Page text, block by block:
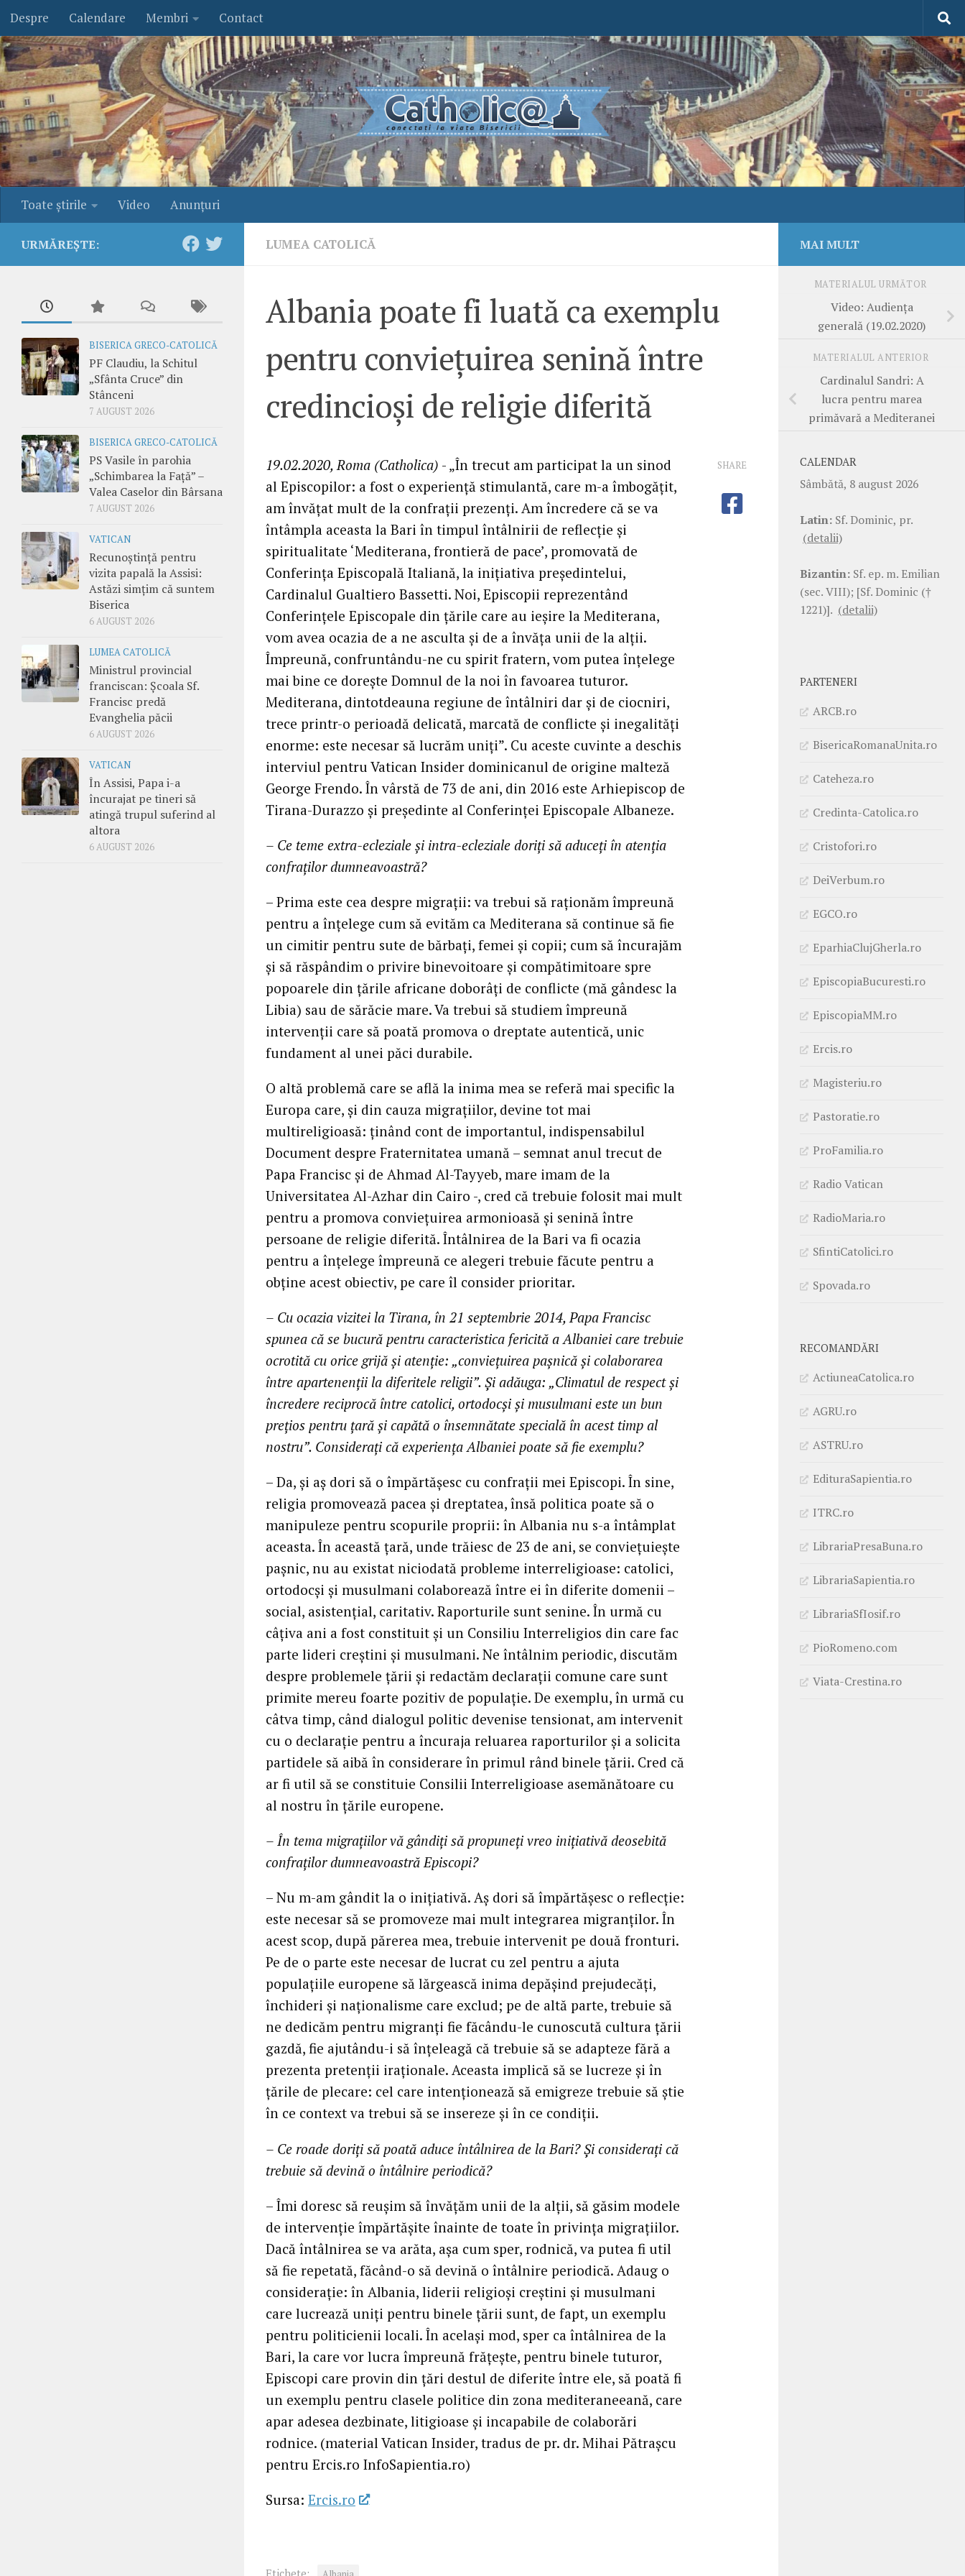
Skip to content
Despre Calendare Membri Contact
Toate ştirile Video Anunţuri
LUMEA CATOLICĂ
Albania poate fi luată ca exemplu
pentru conviețuirea senină între
credincioși de religie diferită
19.02.2020, Roma (Catholica) - „În trecut am participat la un sinod
al Episcopilor: a fost o experiență stimulantă, care m-a îmbogățit,
am învățat mult de la confrații prezenți. Am încredere că se va
întâmpla aceasta la Bari în timpul întâlnirii de reflecție și
spiritualitate ‘Mediterana, frontieră de pace’, promovată de
Conferința Episcopală Italiană, la inițiativa președintelui,
Cardinalul Gualtiero Bassetti. Noi, Episcopii reprezentând
Conferințele Episcopale din țările care au ieșire la Mediterana,
vom avea ocazia de a ne asculta și de a învăța unii de la alții.
Împreună, confruntându-ne cu spirit fratern, vom putea înțelege
mai bine ce dorește Domnul de la noi în favoarea tuturor.
Mediterana, dintotdeauna regiune de întâlniri dar și de ciocniri,
trece printr-o perioadă delicată, marcată de conflicte și inegalități
enorme: este necesar să lucrăm uniți”. Cu aceste cuvinte a deschis
interviul pentru Vatican Insider dominicanul de origine malteză
George Frendo. În vârstă de 73 de ani, din 2016 este Arhiepiscop de
Tirana-Durazzo și președinte al Conferinței Episcopale Albaneze.
– Ce teme extra-ecleziale și intra-ecleziale doriți să aduceți în atenția
confraților dumneavoastră?
– Prima este cea despre migrații: va trebui să raționăm împreună
pentru a înțelege cum să evităm ca Mediterana să continue să fie
un cimitir pentru sute de bărbați, femei și copii; cum să încurajăm
și să răspândim o privire binevoitoare și compătimitoare spre
popoarele din țările africane doborâți de conflicte (mă gândesc la
Libia) sau de sărăcie mare. Va trebui să studiem împreună
intervenții care să poată promova o dreptate autentică, unic
fundament al unei păci durabile.
O altă problemă care se află la inima mea se referă mai specific la
Europa care, și din cauza migrațiilor, devine tot mai
multireligioasă: ținând cont de importantul, indispensabilul
Document despre Fraternitatea umană – semnat anul trecut de
Papa Francisc și de Ahmad Al-Tayyeb, mare imam de la
Universitatea Al-Azhar din Cairo -, cred că trebuie folosit mai mult
pentru a promova conviețuirea armonioasă și senină între
persoane de religie diferită. Întâlnirea de la Bari va fi ocazia
pentru a înțelege împreună ce alegeri trebuie făcute pentru a
obține acest obiectiv, pe care îl consider prioritar.
– Cu ocazia vizitei la Tirana, în 21 septembrie 2014, Papa Francisc
spunea că se bucură pentru caracteristica fericită a Albaniei care trebuie
ocrotită cu orice grijă și atenție: „conviețuirea pașnică și colaborarea
între apartenenții la diferitele religii”. Și adăuga: „Climatul de respect și
încredere reciprocă între catolici, ortodocși și musulmani este un bun
prețios pentru țară și capătă o însemnătate specială în acest timp al
nostru”. Considerați că experiența Albaniei poate să fie exemplu?
– Da, și aș dori să o împărtășesc cu confrații mei Episcopi. În sine,
religia promovează pacea și dreptatea, însă politica poate să o
manipuleze pentru scopurile proprii: în Albania nu s-a întâmplat
aceasta. În această țară, unde trăiesc de 23 de ani, se conviețuiește
pașnic, nu au existat niciodată probleme interreligioase: catolici,
ortodocși și musulmani colaborează între ei în diferite domenii –
social, asistențial, caritativ. Raporturile sunt senine. În urmă cu
câțiva ani a fost constituit și un Consiliu Interreligios din care fac
parte lideri creștini și musulmani. Ne întâlnim periodic, discutăm
despre problemele țării și redactăm declarații comune care sunt
primite mereu foarte pozitiv de populație. De exemplu, în urmă cu
câtva timp, când dialogul politic devenise tensionat, am intervenit
cu o declarație pentru a încuraja reluarea raporturilor și a solicita
partidele să aibă în considerare în primul rând binele țării. Cred că
ar fi util să se constituie Consilii Interreligioase asemănătoare cu
al nostru în țările europene.
– În tema migrațiilor vă gândiți să propuneți vreo inițiativă deosebită
confraților dumneavoastră Episcopi?
– Nu m-am gândit la o inițiativă. Aș dori să împărtășesc o reflecție:
este necesar să se promoveze mai mult integrarea migranților. În
acest scop, după părerea mea, trebuie intervenit pe două fronturi.
Pe de o parte este necesar de lucrat cu zel pentru a ajuta
populațiile europene să lărgească inima depășind prejudecăți,
închideri și naționalisme care exclud; pe de altă parte, trebuie să
ne dedicăm pentru migranți fie făcându-le cunoscută cultura țării
gazdă, fie ajutându-i să înțeleagă că trebuie să se adapteze fără a
prezenta pretenții iraționale. Aceasta implică să se lucreze și în
țările de plecare: cel care intenționează să emigreze trebuie să știe
în ce context va trebui să se insereze și în ce condiții.
– Ce roade doriți să poată aduce întâlnirea de la Bari? Și considerați că
trebuie să devină o întâlnire periodică?
– Îmi doresc să reușim să învățăm unii de la alții, să găsim modele
de intervenție împărtășite înainte de toate în privința migrațiilor.
Dacă întâlnirea se va arăta, așa cum sper, rodnică, va putea fi util
să fie repetată, făcând-o să devină o întâlnire periodică. Adaug o
considerație: în Albania, liderii religioși creștini și musulmani
care lucrează uniți pentru binele țării sunt, de fapt, un exemplu
pentru politicienii locali. În același mod, sper ca întâlnirea de la
Bari, la care vor lucra împreună frățește, pentru binele tuturor,
Episcopi care provin din țări destul de diferite între ele, să poată fi
un exemplu pentru clasele politice din zona mediteraneeană, care
apar adesea dezbinate, litigioase și incapabile de colaborări
rodnice. (material Vatican Insider, tradus de pr. dr. Mihai Pătrașcu
pentru Ercis.ro InfoSapientia.ro)
Sursa: Ercis.ro
SHARE
URMĂREȘTE:
BISERICA GRECO-CATOLICĂ
PF Claudiu, la Schitul
„Sfânta Cruce” din
Stânceni
7 AUGUST 2026
BISERICA GRECO-CATOLICĂ
PS Vasile în parohia
„Schimbarea la Față” –
Valea Caselor din Bârsana
7 AUGUST 2026
VATICAN
Recunoștință pentru
vizita papală la Assisi:
Astăzi simțim că suntem
Biserica
6 AUGUST 2026
LUMEA CATOLICĂ
Ministrul provincial
franciscan: Școala Sf.
Francisc predă
Evanghelia păcii
6 AUGUST 2026
VATICAN
În Assisi, Papa i-a
încurajat pe tineri să
atingă trupul suferind al
altora
6 AUGUST 2026
MAI MULT
MATERIALUL URMĂTOR
Video: Audiența
generală (19.02.2020)
MATERIALUL ANTERIOR
Cardinalul Sandri: A
lucra pentru marea
primăvară a Mediteranei
CALENDAR
Sâmbătă, 8 august 2026
Latin: Sf. Dominic, pr.
(detalii)
Bizantin: Sf. ep. m. Emilian
(sec. VIII); [Sf. Dominic (†
1221)]. (detalii)
PARTENERI
ARCB.ro
BisericaRomanaUnita.ro
Cateheza.ro
Credinta-Catolica.ro
Cristofori.ro
DeiVerbum.ro
EGCO.ro
EparhiaClujGherla.ro
EpiscopiaBucuresti.ro
EpiscopiaMM.ro
Ercis.ro
Magisteriu.ro
Pastoratie.ro
ProFamilia.ro
Radio Vatican
RadioMaria.ro
SfintiCatolici.ro
Spovada.ro
RECOMANDĂRI
ActiuneaCatolica.ro
AGRU.ro
ASTRU.ro
EdituraSapientia.ro
ITRC.ro
LibrariaPresaBuna.ro
LibrariaSapientia.ro
LibrariaSfIosif.ro
PioRomeno.com
Viata-Crestina.ro